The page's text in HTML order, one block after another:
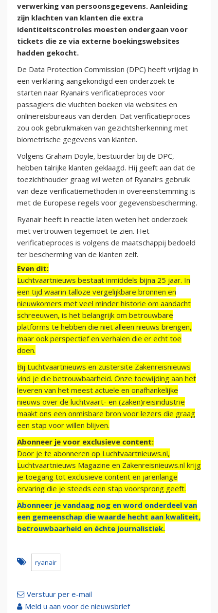
verwerking van persoonsgegevens. Aanleiding
zijn klachten van klanten die extra
identiteitscontroles moesten ondergaan voor
tickets die ze via externe boekingswebsites
hadden gekocht.
De Data Protection Commission (DPC) heeft vrijdag in
een verklaring aangekondigd een onderzoek te
starten naar Ryanairs verificatieproces voor
passagiers die vluchten boeken via websites en
onlinereisbureaus van derden. Dat verificatieproces
zou ook gebruikmaken van gezichtsherkenning met
biometrische gegevens van klanten.
Volgens Graham Doyle, bestuurder bij de DPC,
hebben talrijke klanten geklaagd. Hij geeft aan dat de
toezichthouder graag wil weten of Ryanairs gebruik
van deze verificatiemethoden in overeenstemming is
met de Europese regels voor gegevensbescherming.
Ryanair heeft in reactie laten weten het onderzoek
met vertrouwen tegemoet te zien. Het
verificatieproces is volgens de maatschappij bedoeld
ter bescherming van de klanten zelf.
Even dit:
Luchtvaartnieuws bestaat inmiddels bijna 25 jaar. In
een tijd waarin talloze vergelijkbare bronnen en
nieuwkomers met veel minder historie om aandacht
schreeuwen, is het belangrijk om betrouwbare
platforms te hebben die niet alleen nieuws brengen,
maar ook perspectief en verhalen die er echt toe
doen.
Bij Luchtvaartnieuws en zustersite Zakenreisnieuws
vind je die betrouwbaarheid. Onze toewijding aan het
leveren van het meest actuele en onafhankelijke
nieuws over de luchtvaart- en (zaken)reisindustrie
maakt ons een onmisbare bron voor lezers die graag
een stap voor willen blijven.
Abonneer je voor exclusieve content:
Door je te abonneren op Luchtvaartnieuws.nl,
Luchtvaartnieuws Magazine en Zakenreisnieuws.nl krijg
je toegang tot exclusieve content en jarenlange
ervaring die je steeds een stap voorsprong geeft.
Abonneer je vandaag nog en word onderdeel van
een gemeenschap die waarde hecht aan kwaliteit,
betrouwbaarheid en échte journalistiek.
ryanair
Verstuur per e-mail
Meld u aan voor de nieuwsbrief